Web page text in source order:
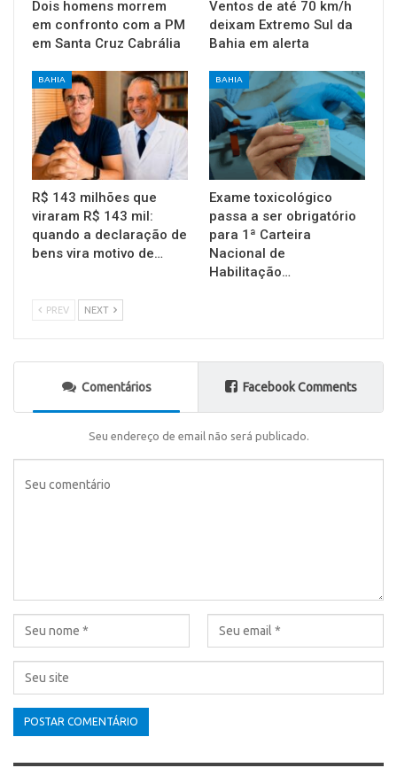
Dois homens morrem
em confronto com a PM
em Santa Cruz Cabrália
Ventos de até 70 km/h
deixam Extremo Sul da
Bahia em alerta
BAHIA
R$ 143 milhões que
viraram R$ 143 mil:
quando a declaração de
bens vira motivo de…
BAHIA
Exame toxicológico
passa a ser obrigatório
para 1ª Carteira
Nacional de
Habilitação…
PREV NEXT
Comentários Facebook Comments
Seu endereço de email não será publicado.